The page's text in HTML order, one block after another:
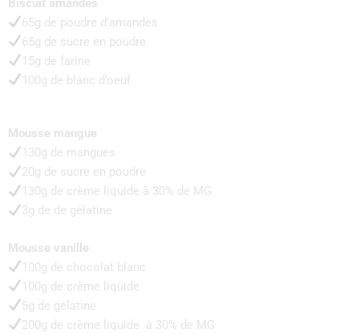
65g de poudre d’amandes
65g de sucre en poudre
15g de farine
100g de blanc d’oeuf
Mousse mangue
130g de mangues
20g de sucre en poudre
130g de crème liquide à 30% de MG
3g de de gélatine
Mousse vanille
100g de chocolat blanc
100g de crème liquide
5g de gélatine
200g de crème liquide à 30% de MG